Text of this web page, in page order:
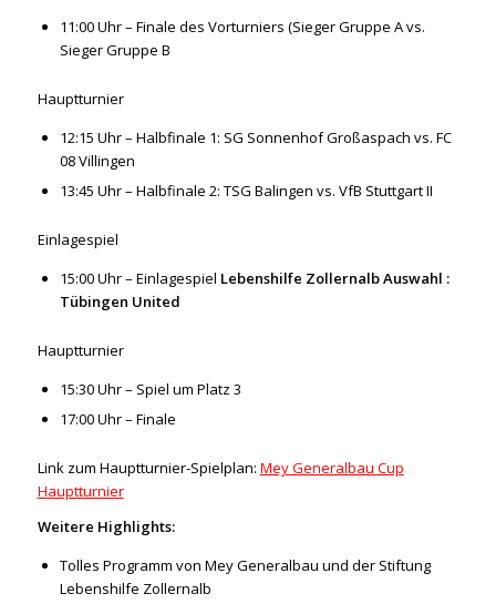
11:00 Uhr – Finale des Vorturniers (Sieger Gruppe A vs.
Sieger Gruppe B
Hauptturnier
12:15 Uhr – Halbfinale 1: SG Sonnenhof Großaspach vs. FC
08 Villingen
13:45 Uhr – Halbfinale 2: TSG Balingen vs. VfB Stuttgart II
Einlagespiel
15:00 Uhr – Einlagespiel Lebenshilfe Zollernalb Auswahl :
Tübingen United
Hauptturnier
15:30 Uhr – Spiel um Platz 3
17:00 Uhr – Finale
Link zum Hauptturnier-Spielplan: Mey Generalbau Cup
Hauptturnier
Weitere Highlights:
Tolles Programm von Mey Generalbau und der Stiftung
Lebenshilfe Zollernalb